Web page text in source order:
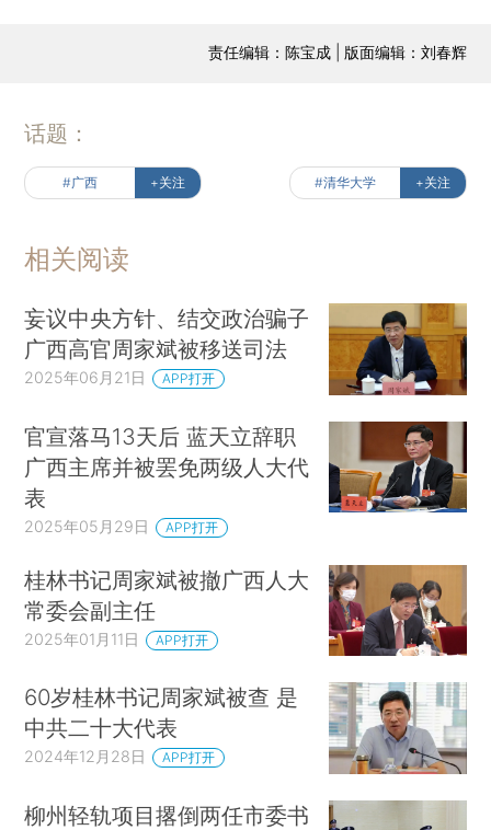
责任编辑：陈宝成 | 版面编辑：刘春辉
话题：
#广西 +关注 #清华大学 +关注
相关阅读
妄议中央方针、结交政治骗子
广西高官周家斌被移送司法
2025年06月21日 APP打开
官宣落马13天后 蓝天立辞职
广西主席并被罢免两级人大代
表
2025年05月29日 APP打开
桂林书记周家斌被撤广西人大
常委会副主任
2025年01月11日 APP打开
60岁桂林书记周家斌被查 是
中共二十大代表
2024年12月28日 APP打开
柳州轻轨项目撂倒两任市委书